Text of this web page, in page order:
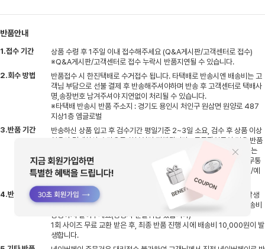
반품안내
1.접수 기간
상품 수령 후 1주일 이내 접수해주세요 (Q&A게시판/고객센터로 접수)
※Q&A게시판/고객센터로 접수 누락시 반품지연될 수 있습니다.
2.회수 방법
반품접수 시 한진택배로 수거접수 됩니다. 타택배로 반송시엔 배송비는 고
객님 부담으로 선불 결제 후 반송해주셔야하며 반송 후 고객센터로 택배사
명,송장번호 남겨주셔야 지연없이 처리될 수 있습니다.
※타택배 반송시 반품 주소지 : 경기도 용인시 처인구 원삼면 원양로 487
지상1층 엠글로벌
3.반품 기간
반송하신 상품 입고 후 검수기간 평일기준 2~3일 소요, 검수 후 상품 이상
없을시 결제하신 수단으로 환불처리 진행됩니다. (무통장입금의 경우 반품
완료 후 평일기준 1~2일 이내 고객님 계좌로 입금되며, 카드결제 취소는
반품완료 후 카드사에 따라 영업일 기준 3~5일 소요될 수 있습니다) 무통
장으로 결제하신 고객님들은 반품접수시 환불받으실 은행명/계좌번호/예
금주명 남겨주세요
4.반품 배송비
부분반품시엔 배송비 2,500원이며 전체반품시엔 배송비 5,000원 발생
합니다. 배송비는 환불금에서 차감 후 환불진행됨으로 상품 반송시 배송비
동봉하지 말아주세요(동봉시 분실위험 있습니다)
1회 사이즈 무료 교환 받은 후, 최종 반품 진행 시에 배송비 10,000원이 발
생합니다.